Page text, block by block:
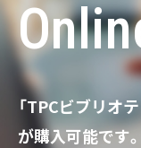
「TPCビブリオ
が購入可能です。